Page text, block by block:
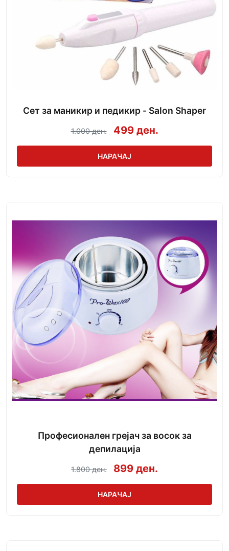
Сет за маникир и педикир - Salon Shaper
1.000 ден. 499 ден.
НАРАЧАЈ
Професионален грејач за восок за
депилација
1.800 ден. 899 ден.
НАРАЧАЈ